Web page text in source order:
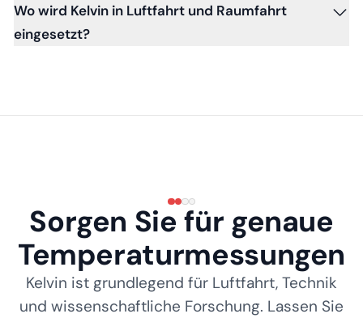
Wo wird Kelvin in Luftfahrt und Raumfahrt
eingesetzt?
Sorgen Sie für genaue
Temperaturmessungen
Kelvin ist grundlegend für Luftfahrt, Technik
und wissenschaftliche Forschung. Lassen Sie